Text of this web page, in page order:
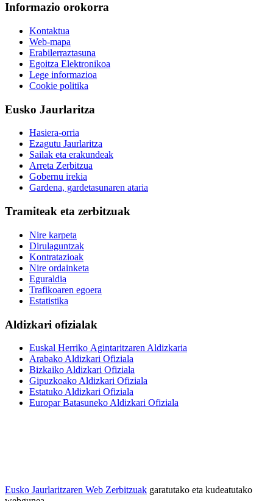
Informazio orokorra
Kontaktua
Web-mapa
Erabilerraztasuna
Egoitza Elektronikoa
Lege informazioa
Cookie politika
Eusko Jaurlaritza
Hasiera-orria
Ezagutu Jaurlaritza
Sailak eta erakundeak
Arreta Zerbitzua
Gobernu irekia
Gardena, gardetasunaren ataria
Tramiteak eta zerbitzuak
Nire karpeta
Dirulaguntzak
Kontratazioak
Nire ordainketa
Eguraldia
Trafikoaren egoera
Estatistika
Aldizkari ofizialak
Euskal Herriko Agintaritzaren Aldizkaria
Arabako Aldizkari Ofiziala
Bizkaiko Aldizkari Ofiziala
Gipuzkoako Aldizkari Ofiziala
Estatuko Aldizkari Ofiziala
Europar Batasuneko Aldizkari Ofiziala
Eusko Jaurlaritzaren Web Zerbitzuak garatutako eta kudeatutako